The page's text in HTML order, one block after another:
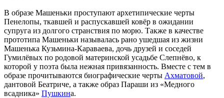
В образе Машеньки проступают архетипические черты
Пенелопы, ткавшей и распускавшей ковёр в ожидании
супруга из долгого странствия по морю. Также в качестве
прототипа Машеньки называлась рано ушедшая из жизни
Машенька Кузьмина-Караваева, дочь друзей и соседей
Гумилёвых по родовой материнской усадьбе Слепнёво, к
которой у поэта была нежная привязанность. Вместе с тем в
образе прочитываются биографические черты Ахматовой,
дантовой Беатриче, а также образ Параши из «Медного
всадника» Пушкина.